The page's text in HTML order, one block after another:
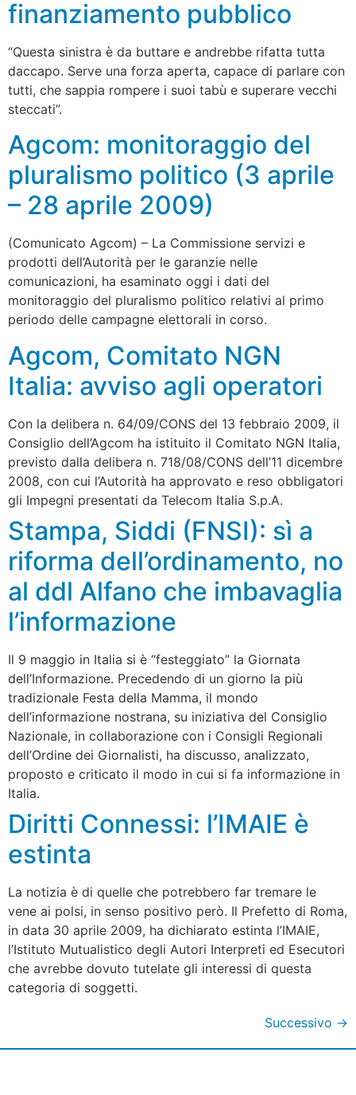
finanziamento pubblico
“Questa sinistra è da buttare e andrebbe rifatta tutta
daccapo. Serve una forza aperta, capace di parlare con
tutti, che sappia rompere i suoi tabù e superare vecchi
steccati”.
Agcom: monitoraggio del
pluralismo politico (3 aprile
– 28 aprile 2009)
(Comunicato Agcom) – La Commissione servizi e
prodotti dell’Autorità per le garanzie nelle
comunicazioni, ha esaminato oggi i dati del
monitoraggio del pluralismo politico relativi al primo
periodo delle campagne elettorali in corso.
Agcom, Comitato NGN
Italia: avviso agli operatori
Con la delibera n. 64/09/CONS del 13 febbraio 2009, il
Consiglio dell’Agcom ha istituito il Comitato NGN Italia,
previsto dalla delibera n. 718/08/CONS dell’11 dicembre
2008, con cui l’Autorità ha approvato e reso obbligatori
gli Impegni presentati da Telecom Italia S.p.A.
Stampa, Siddi (FNSI): sì a
riforma dell’ordinamento, no
al ddl Alfano che imbavaglia
l’informazione
Il 9 maggio in Italia si è “festeggiato” la Giornata
dell’Informazione. Precedendo di un giorno la più
tradizionale Festa della Mamma, il mondo
dell’informazione nostrana, su iniziativa del Consiglio
Nazionale, in collaborazione con i Consigli Regionali
dell’Ordine dei Giornalisti, ha discusso, analizzato,
proposto e criticato il modo in cui si fa informazione in
Italia.
Diritti Connessi: l’IMAIE è
estinta
La notizia è di quelle che potrebbero far tremare le
vene ai polsi, in senso positivo però. Il Prefetto di Roma,
in data 30 aprile 2009, ha dichiarato estinta l’IMAIE,
l’Istituto Mutualistico degli Autori Interpreti ed Esecutori
che avrebbe dovuto tutelate gli interessi di questa
categoria di soggetti.
Successivo →